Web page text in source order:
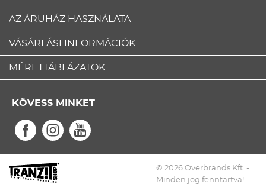
AZ ÁRUHÁZ HASZNÁLATA
VÁSÁRLÁSI INFORMÁCIÓK
MÉRETTÁBLÁZATOK
KÖVESS MINKET
© 2026 Overbrands Kft. -
Minden jog fenntartva!